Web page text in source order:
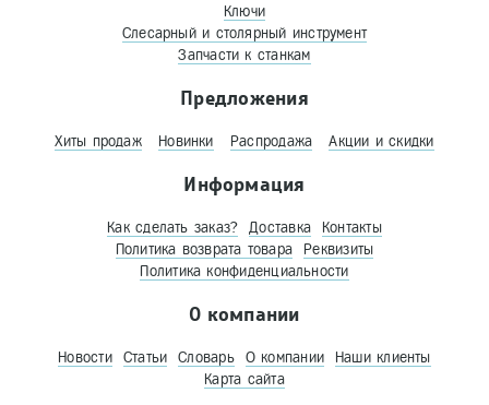
Ключи
Слесарный и столярный инструмент
Запчасти к станкам
Предложения
Хиты продаж Новинки Распродажа Акции и скидки
Информация
Как сделать заказ? Доставка
Контакты
Политика возврата товара
Реквизиты
Политика конфиденциальности
О компании
Новости Статьи Словарь О компании
Наши клиенты
Карта сайта